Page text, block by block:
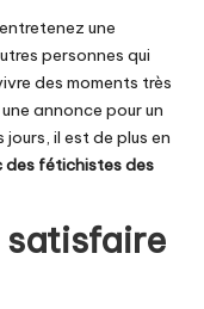
une
personnes qui
des moments très
annonce pour un
jours, il est de plus en
des fétichistes des
satisfaire